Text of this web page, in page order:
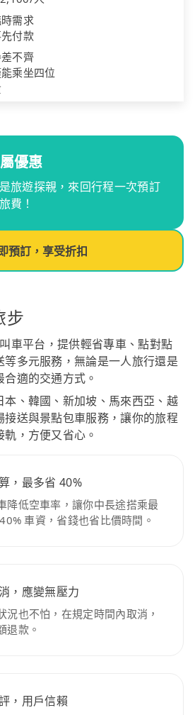
需求
付款
不齊
乘坐四位
優惠
旅遊探親，來回行程一次預訂
費！
預訂，享受折扣
步
車平台，提供輕省專車、點對點
多元服務，無論是一人旅行還是
適的交通方式。
本、韓國、新加坡、馬來西亞、越
接送與景點包車服務，讓你的旅程
，方便又省心。
，最多省 40%
降低空車率，讓你中長途搭乘最
車資，省錢也省比價時間。
，應變無壓力
況也不怕，在規定時間內取消，
退款。
，用戶信賴